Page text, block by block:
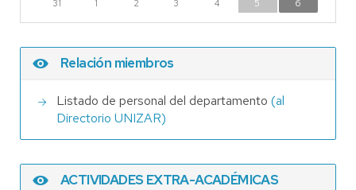
31
1 2 3 4 5 6
Relación miembros
Listado de personal del departamento (al
Directorio UNIZAR)
ACTIVIDADES EXTRA-ACADÉMICAS